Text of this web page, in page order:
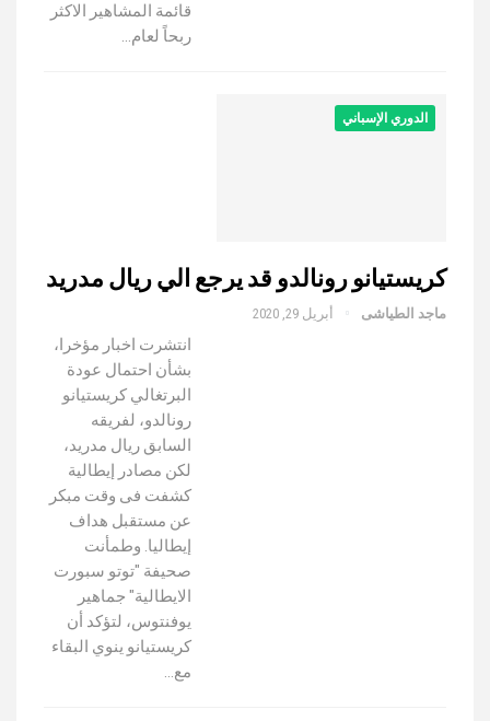
قائمة المشاهير الاكثر
ربحاً لعام…
الدوري الإسباني
كريستيانو رونالدو قد يرجع الي ريال مدريد
ماجد الطياشى أبريل 29, 2020
انتشرت اخبار مؤخرا،
بشأن احتمال عودة
البرتغالي كريستيانو
رونالدو، لفريقه
السابق ريال مدريد،
لكن مصادر إيطالية
كشفت فى وقت مبكر
عن مستقبل هداف
إيطاليا. وطمأنت
صحيفة "توتو سبورت
الايطالية" جماهير
يوفنتوس، لتؤكد أن
كريستيانو ينوي البقاء
مع…